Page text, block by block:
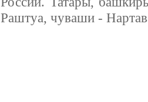
Раштуа, чуваши -